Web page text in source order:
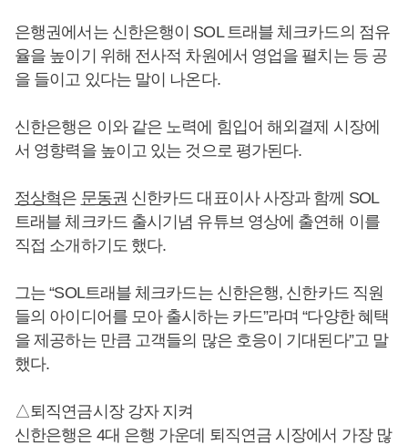
은행권에서는 신한은행이 SOL 트래블 체크카드의 점유
율을 높이기 위해 전사적 차원에서 영업을 펼치는 등 공
을 들이고 있다는 말이 나온다.
신한은행은 이와 같은 노력에 힘입어 해외결제 시장에
서 영향력을 높이고 있는 것으로 평가된다.
정상혁은 문동권 신한카드 대표이사 사장과 함께 SOL
트래블 체크카드 출시기념 유튜브 영상에 출연해 이를
직접 소개하기도 했다.
그는 “SOL트래블 체크카드는 신한은행, 신한카드 직원
들의 아이디어를 모아 출시하는 카드”라며 “다양한 혜택
을 제공하는 만큼 고객들의 많은 호응이 기대된다”고 말
했다.
△퇴직연금시장 강자 지켜
신한은행은 4대 은행 가운데 퇴직연금 시장에서 가장 많